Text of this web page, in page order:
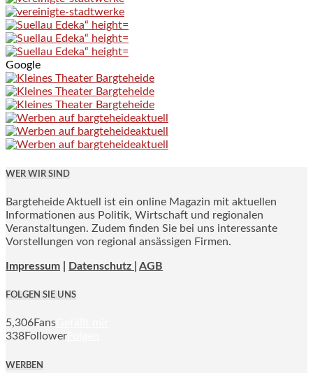
Google
WER WIR SIND
Bargteheide Aktuell ist ein online Magazin mit aktuellen
Informationen aus Politik, Wirtschaft und regionalen
Veranstaltungen. Zudem finden Sie bei uns interessante
Vorstellungen von regional ansässigen Firmen.
Impressum Datenschutz | AGB
FOLGEN SIE UNS
5,306Fans
338Follower
WERBEN